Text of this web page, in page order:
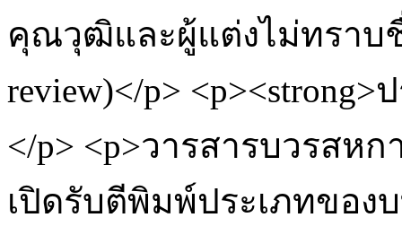
คุณวุฒิและผู้แต่งไม่ทราบ
review)</p>
</p> <p>วารสารบวรสห
เปิดรับตีพิมพ์ประเภทขอ